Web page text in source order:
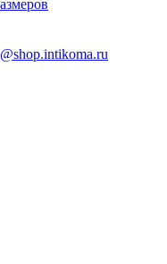
@shop.intikoma.ru